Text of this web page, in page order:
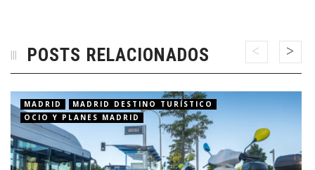
POSTS RELACIONADOS
MADRID
MADRID DESTINO TURÍSTICO
OCIO Y PLANES MADRID